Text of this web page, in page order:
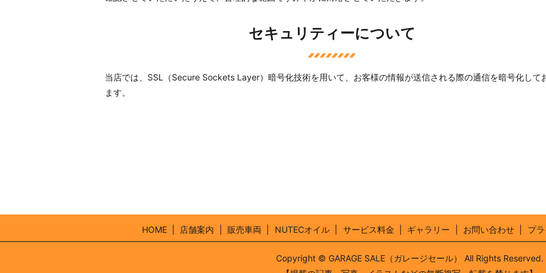
セキュリティーについて
当店では、SSL（Secure Sockets Layer）暗号化技術を用いて、お客様の情報が送信される際の通信を暗号化して
ます。
HOME 店舗案内 販売車両 NUTECオイル サービス料金 ギャラリー お問い合わせ プ
Copyright © GARAGE SALE（ガレージセール） All Rights Reserved.